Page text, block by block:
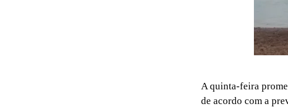
A quinta-feira
de acordo com a